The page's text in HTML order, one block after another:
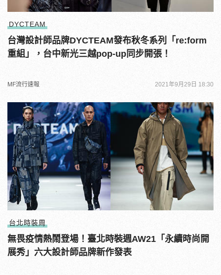
DYCTEAM
台灣設計師品牌DYCTEAM發布秋冬系列「re:form
重組」，台中新光三越pop-up同步開張！
MF流行速報 2021年9月29日 18:30
台北時裝周
無畏疫情熱鬧登場！臺北時裝週AW21「永續時尚開
展秀」六大設計師品牌新作發表